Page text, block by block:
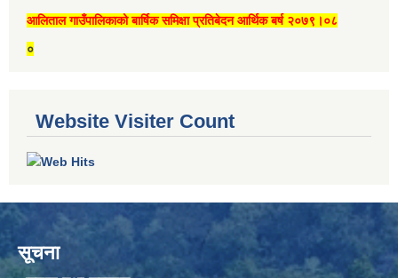
आलिताल गाउँपालिकाको बार्षिक समिक्षा प्रतिबेदन आर्थिक बर्ष २०७९।०८
०
Website Visiter Count
सूचना